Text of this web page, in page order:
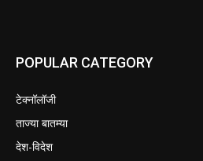
POPULAR CATEGORY
टेक्नॉलॉजी
ताज्या बातम्या
देश-विदेश